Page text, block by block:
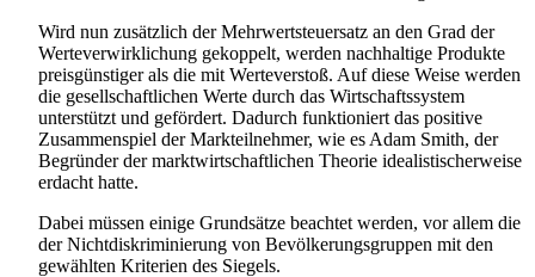
Wird nun zusätzlich der Mehrwertsteuersatz an den Grad der
Werteverwirklichung gekoppelt, werden nachhaltige Produkte
preisgünstiger als die mit Werteverstoß. Auf diese Weise werden
die gesellschaftlichen Werte durch das Wirtschaftssystem
unterstützt und gefördert. Dadurch funktioniert das positive
Zusammenspiel der Markteilnehmer, wie es Adam Smith, der
Begründer der marktwirtschaftlichen Theorie idealistischerweise
erdacht hatte.
Dabei müssen einige Grundsätze beachtet werden, vor allem die
der Nichtdiskriminierung von Bevölkerungsgruppen mit den
gewählten Kriterien des Siegels.